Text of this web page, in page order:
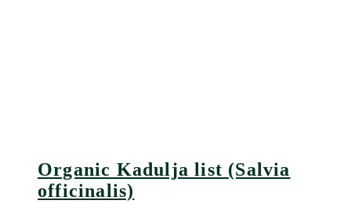
Organic Kadulja list (Salvia
officinalis)